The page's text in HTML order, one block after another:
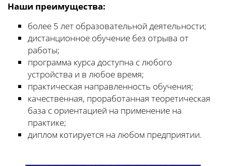
Наши преимущества:
более 5 лет образовательной деятельности;
дистанционное обучение без отрыва от
работы;
программа курса доступна с любого
устройства и в любое время;
практическая направленность обучения;
качественная, проработанная теоретическая
база с ориентацией на применение на
практике;
диплом котируется на любом предприятии.